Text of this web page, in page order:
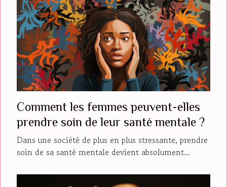
Comment les femmes peuvent-elles
prendre soin de leur santé mentale ?
Dans une société de plus en plus stressante, prendre
soin de sa santé mentale devient absolument...